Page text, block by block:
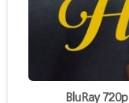
BluRay 720p